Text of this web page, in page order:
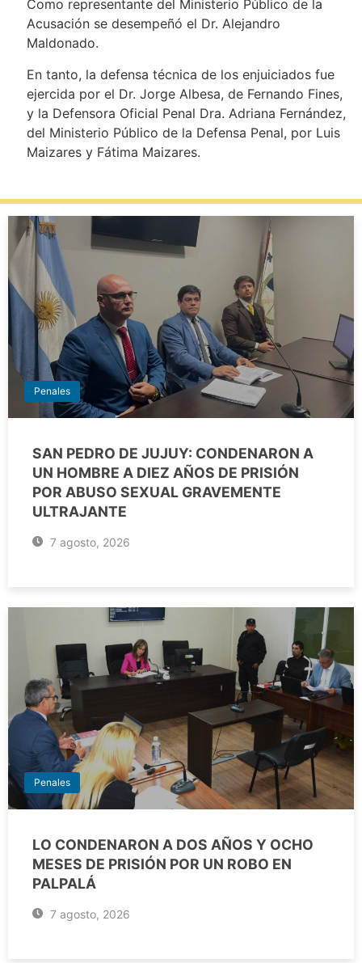
Como representante del Ministerio Público de la
Acusación se desempeñó el Dr. Alejandro
Maldonado.
En tanto, la defensa técnica de los enjuiciados fue
ejercida por el Dr. Jorge Albesa, de Fernando Fines,
y la Defensora Oficial Penal Dra. Adriana Fernández,
del Ministerio Público de la Defensa Penal, por Luis
Maizares y Fátima Maizares.
Penales
SAN PEDRO DE JUJUY: CONDENARON A
UN HOMBRE A DIEZ AÑOS DE PRISIÓN
POR ABUSO SEXUAL GRAVEMENTE
ULTRAJANTE
7 agosto, 2026
Penales
LO CONDENARON A DOS AÑOS Y OCHO
MESES DE PRISIÓN POR UN ROBO EN
PALPALÁ
7 agosto, 2026